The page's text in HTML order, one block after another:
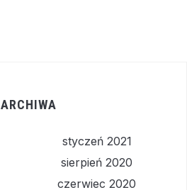
ARCHIWA
styczeń 2021
sierpień 2020
czerwiec 2020